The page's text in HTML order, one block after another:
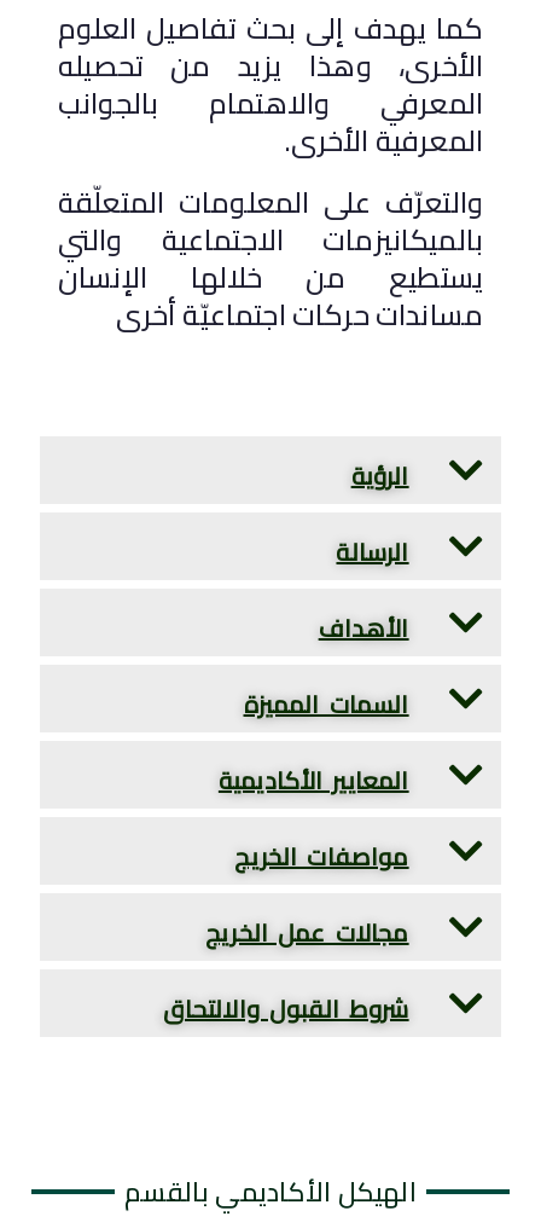
كما يهدف إلى بحث تفاصيل العلوم
الأخرى، وهذا يزيد من تحصيله
المعرفي والاهتمام بالجوانب
المعرفية الأخرى.
والتعرّف على المعلومات المتعلّقة
بالميكانيزمات الاجتماعية والتي
يستطيع من خلالها الإنسان
مساندات حركات اجتماعيّة أخرى
الرؤية
الرسالة
الأهداف
السمات المميزة
المعايير الأكاديمية
مواصفات الخريج
مجالات عمل الخريج
شروط القبول والالتحاق
الهيكل الأكاديمي بالقسم